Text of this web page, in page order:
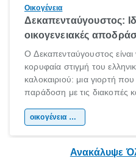
Οικογένεια
Δεκαπενταύγουστος:
οικογενειακές
Ο Δεκαπενταύγουστος
κορυφαία στιγμή του
καλοκαιριού: μια γιορτή
παράδοση με τις διακοπές
χώρας. Είτε πρόκειται για
οικογένεια & παιδί
Ανακάλυψε